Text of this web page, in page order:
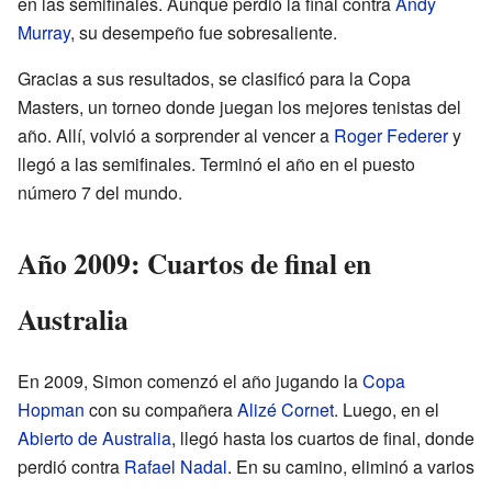
Murray, su desempeño fue sobresaliente.
Gracias a sus resultados, se clasificó para la Copa
Masters, un torneo donde juegan los mejores tenistas del
año. Allí, volvió a sorprender al vencer a Roger Federery
llegó a las semifinales. Terminó el año en el puesto
número 7 del mundo.
Año 2009: Cuartos de final en
Australia
En 2009, Simon comenzó el año jugando laCopa
Hopman con su compañeraAlizé Cornet. Luego, en el
Abierto de Australia, llegó hasta los cuartos de final, donde
perdió contra Rafael Nadal. En su camino, eliminó a varios